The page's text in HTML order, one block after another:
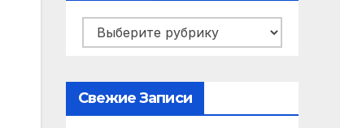
Рубрики
Свежие Записи